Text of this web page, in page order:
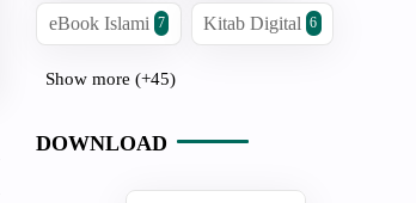
eBook Islami 7 Kitab Digital 6
Show more (+45)
DOWNLOAD